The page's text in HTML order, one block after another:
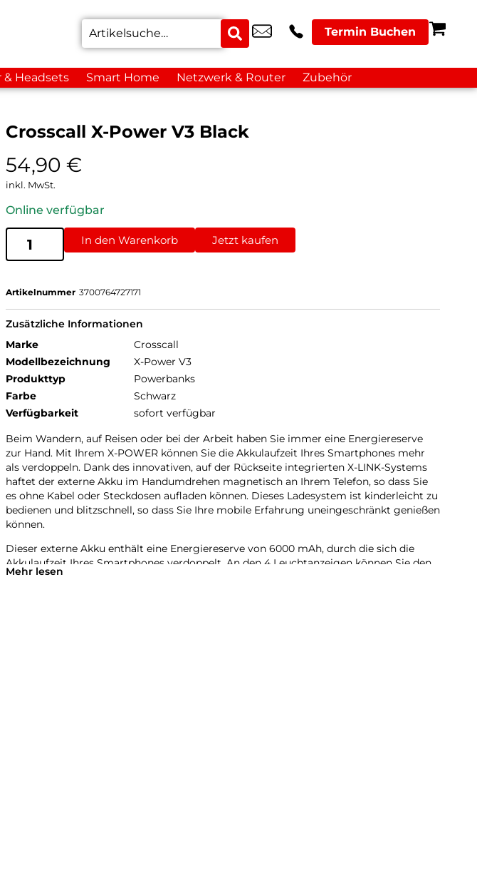
Termin Buchen
& Headsets Smart Home Netzwerk & Router Zubehör
Crosscall X-Power V3 Black
54,90 €
inkl. MwSt.
Online verfügbar
In den Warenkorb Jetzt kaufen
Artikelnummer 3700764727171
Zusätzliche Informationen
Marke
Crosscall
Modellbezeichnung
X-Power V3
Produkttyp
Powerbanks
Farbe
Schwarz
Verfügbarkeit
sofort verfügbar
Beim Wandern, auf Reisen oder bei der Arbeit haben Sie immer eine Energiereserve
zur Hand. Mit Ihrem X-POWER können Sie die Akkulaufzeit Ihres Smartphones mehr
als verdoppeln. Dank des innovativen, auf der Rückseite integrierten X-LINK-Systems
haftet der externe Akku im Handumdrehen magnetisch an Ihrem Telefon, so dass Sie
es ohne Kabel oder Steckdosen aufladen können. Dieses Ladesystem ist kinderleicht zu
bedienen und blitzschnell, so dass Sie Ihre mobile Erfahrung uneingeschränkt genießen
können.
Dieser externe Akku enthält eine Energiereserve von 6000 mAh, durch die sich die
Akkulaufzeit Ihres Smartphones verdoppelt. An den 4 Leuchtanzeigen können Sie den
Ladestand ganz einfach
Mehr lesen